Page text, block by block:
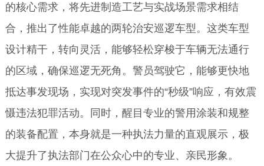
的核心需求，将先进制造工艺与实战场景需求相结
合，推出了性能卓越的两轮治安巡逻车型。这类车型
设计精干，转向灵活，能够轻松穿梭于车辆无法通行
的区域，确保巡逻无死角。警员驾驶它，能够更快地
抵达事发现场，实现对突发事件的“秒级”响应，有效震
慑违法犯罪活动。同时，醒目专业的警用涂装和规整
的装备配置，本身就是一种执法力量的直观展示，极
大提升了执法部门在公众心中的专业、亲民形象。